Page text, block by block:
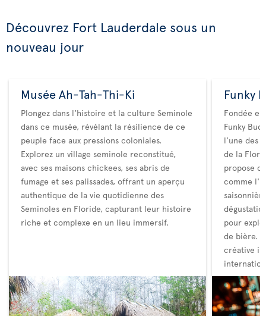
Découvrez Fort Lauderdale sous un
nouveau jour
Musée Ah-Tah-Thi-Ki
Plongez dans l'histoire et la culture Seminole
dans ce musée, révélant la résilience de ce
peuple face aux pressions coloniales.
Explorez un village seminole reconstitué,
avec ses maisons chickees, ses abris de
fumage et ses palissades, offrant un aperçu
authentique de la vie quotidienne des
Seminoles en Floride, capturant leur histoire
riche et complexe en un lieu immersif.
Funky
Fondée
Funky
l'une des
de la
propose
comme
pour
de bière.
créative